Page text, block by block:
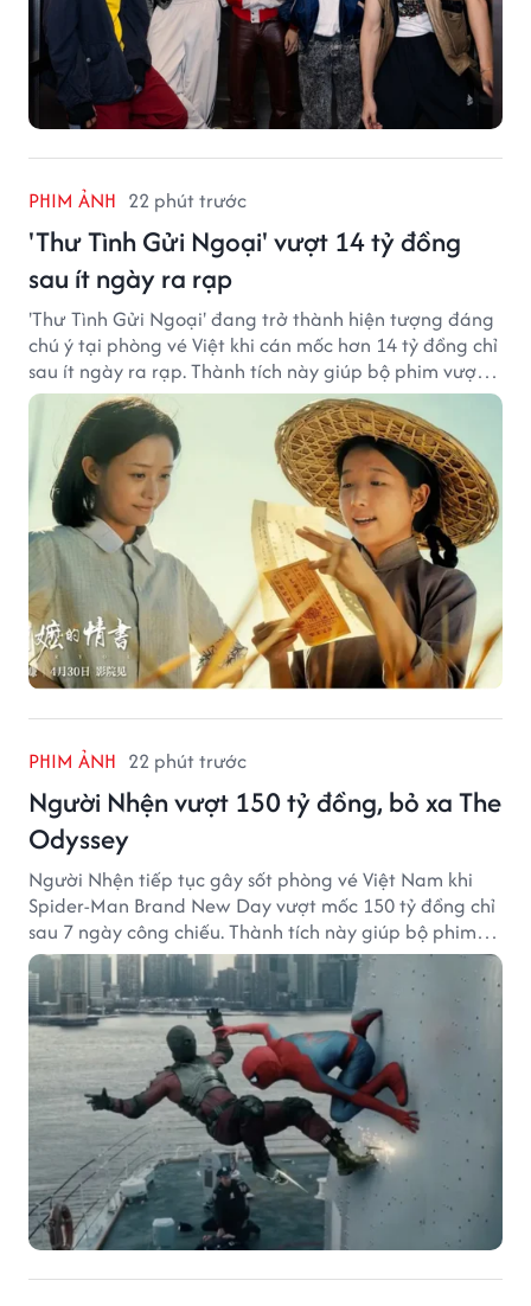
PHIM ẢNH 22 phút trước
'Thư Tình Gửi Ngoại' vượt 14 tỷ đồng
sau ít ngày ra rạp
'Thư Tình Gửi Ngoại' đang trở thành hiện tượng đáng
chú ý tại phòng vé Việt khi cán mốc hơn 14 tỷ đồng chỉ
sau ít ngày ra rạp. Thành tích này giúp bộ phim vượt
kỳ vọng ban đầu và duy trì sức hút giữa cuộc cạnh
tranh của nhiều tác phẩm lớn.
PHIM ẢNH 22 phút trước
Người Nhện vượt 150 tỷ đồng, bỏ xa The
Odyssey
Người Nhện tiếp tục gây sốt phòng vé Việt Nam khi
Spider-Man Brand New Day vượt mốc 150 tỷ đồng chỉ
sau 7 ngày công chiếu. Thành tích này giúp bộ phim
của Tom Holland tạo khoảng cách đáng kể với The
Odyssey trên đường đua doanh thu.